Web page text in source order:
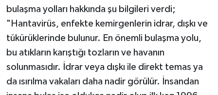
bulaşma yolları hakkında şu bilgileri verdi;
"Hantavirüs, enfekte kemirgenlerin idrar, dışkı ve
tükürüklerinde bulunur. En önemli bulaşma yolu,
bu atıkların karıştığı tozların ve havanın
solunmasıdır. İdrar veya dışkı ile direkt temas ya
da ısırılma vakaları daha nadir görülür. İnsandan